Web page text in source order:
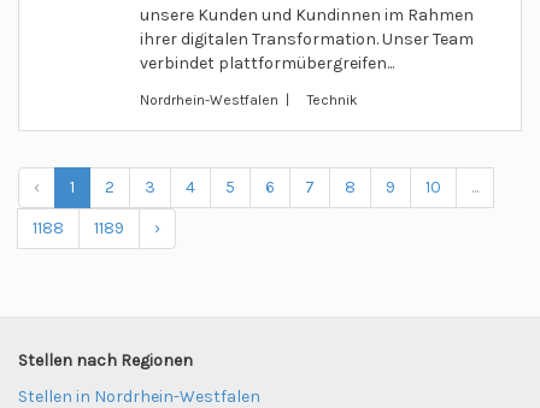
unsere Kunden und Kundinnen im Rahmen
ihrer digitalen Transformation. Unser Team
verbindet plattformübergreifen...
Nordrhein-Westfalen | Technik
‹ 1 2 3 4 5 6 7 8 9 10
...
1188
1189 ›
Stellen nach Regionen
Stellen in Nordrhein-Westfalen